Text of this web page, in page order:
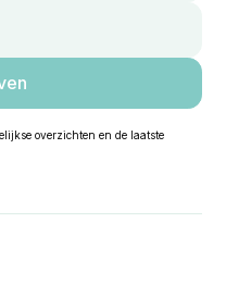
overzichten en de laatste